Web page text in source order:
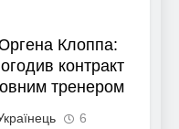
Клоппа:
контракт
тренером
6